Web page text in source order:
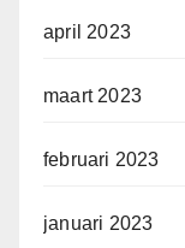
april 2023
maart 2023
februari 2023
januari 2023